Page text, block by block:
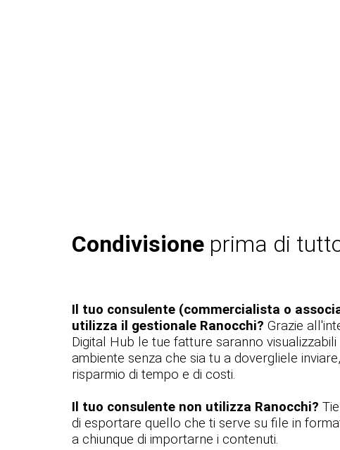
Condivisione prima di
Il tuo consulente (commercialista o
utilizza il gestionale Ranocchi? Grazie
Digital Hub le tue fatture saranno
ambiente senza che sia tu a dovergliele
risparmio di tempo e di costi.
Il tuo consulente non utilizza Ranocchi?
di esportare quello che ti serve su file in
a chiunque di importarne i contenuti.